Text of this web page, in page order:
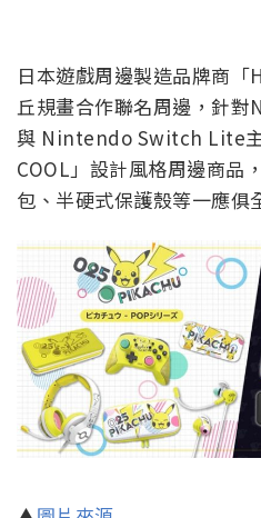
日本遊戲周邊製造品牌商
丘規畫合作聯名周邊，針
與 Nintendo Switch Lite主
COOL」設計風格周邊商品
包、半硬式保護殼等一應俱